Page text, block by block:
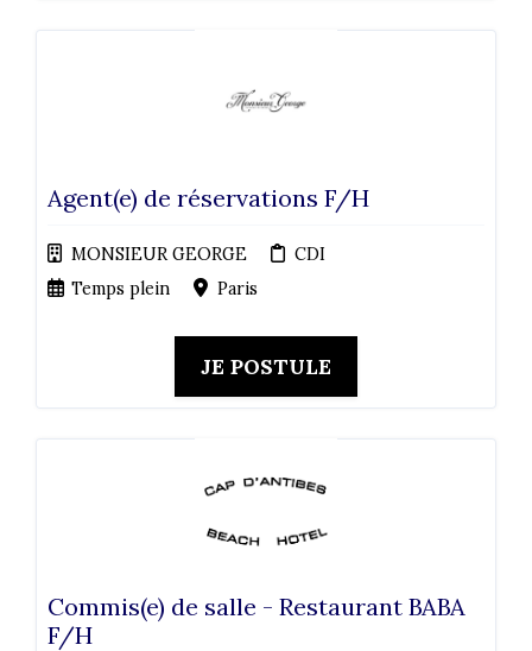
Agent(e) de réservations F/H
MONSIEUR GEORGE
CDI
Temps plein
Paris
JE POSTULE
Commis(e) de salle - Restaurant BABA
F/H